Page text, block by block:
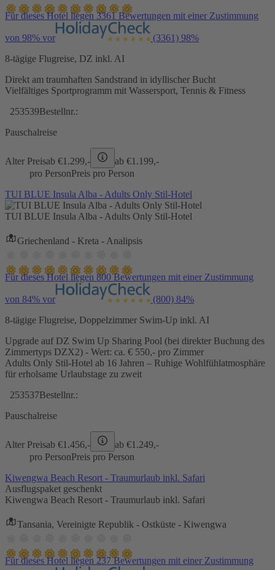
Für dieses Hotel liegen 3361 Bewertungen mit einer Zustimmung
von 98% vor (3361) 98%
8-tägige Flugreise, DZ inkl. AI
Direkt am traumhaften Sandstrand in idyllischer Bucht
Vielfältiges Sportprogramm mit Wassersport, Tennis & Fitness
253539Bestellnr.:
Pauschalreise
Alter Preisab €1.299,- ab €1.199,-
pro PersonPreis pro Person
TUI BLUE Insula Alba - Adults Only Stil-Hotel
TUI BLUE Insula Alba - Adults Only Stil-Hotel
Griechenland - Kreta - Analipsis
Für dieses Hotel liegen 800 Bewertungen mit einer Zustimmung
von 84% vor (800) 84%
8-tägige Flugreise, Doppelzimmer Swim-Up inkl. AI
Upgrade auf DZ Swim Up Sharing Pool (bei direkter Buchung des
Zimmertyps DZX2) - Wert: ca. € 550,- pro Zimmer
Adults Only Stil-Hotel ab 16 Jahren – Ruhige Wohlfühlatmosphäre
für erholsame Urlaubstage zu zweit
253537Bestellnr.:
Pauschalreise
Alter Preisab €1.456,- ab €1.249,-
pro PersonPreis pro Person
Kiwengwa Beach Resort - Traumurlaub inkl. Safari
Ausflugspaket geschenkt
Kiwengwa Beach Resort - Traumurlaub inkl. Safari
Tansania, Vereinigte Republik - Ostküste - Kiwengwa
Für dieses Hotel liegen 237 Bewertungen mit einer Zustimmung